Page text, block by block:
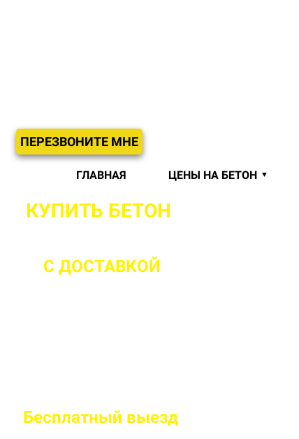
ПЕРЕЗВОНИТЕ МНЕ
ГЛАВНАЯ ЦЕНЫ НА БЕТОН
КУПИТЬ БЕТОН
С ДОСТАВКОЙ
Бесплатный выезд